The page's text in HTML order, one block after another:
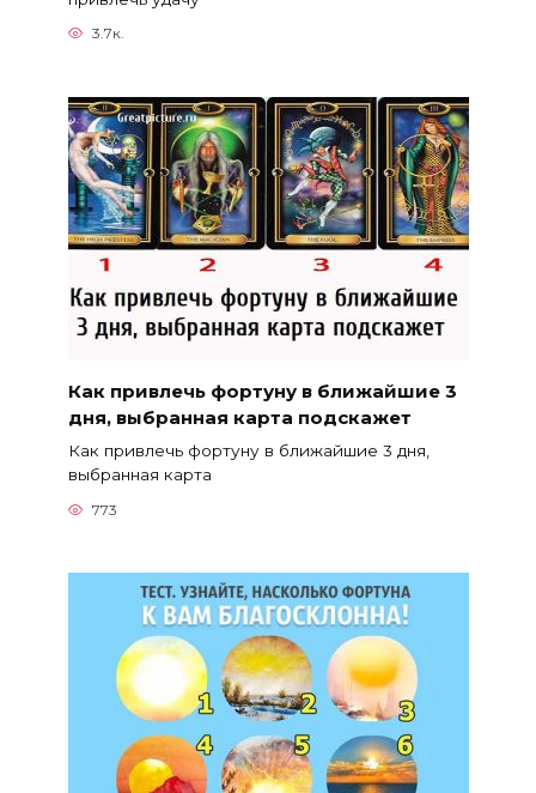
3.7к.
Как привлечь фортуну в ближайшие 3
дня, выбранная карта подскажет
Как привлечь фортуну в ближайшие 3 дня,
выбранная карта
773